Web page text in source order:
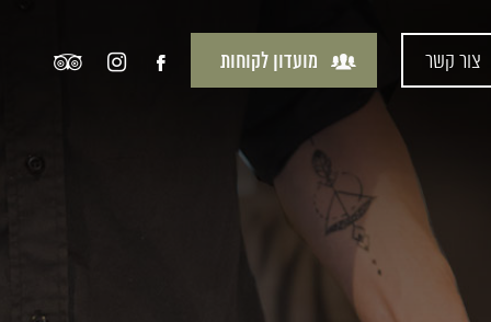
צור קשר מועדון לקוחות